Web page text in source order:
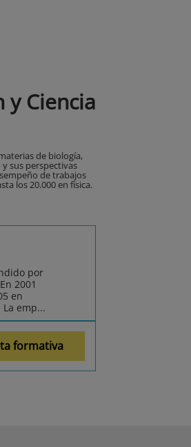
y Ciencia
de biología,
sus perspectivas
de trabajos
los 20.000 en física.
por
2001
en
emp...
formativa